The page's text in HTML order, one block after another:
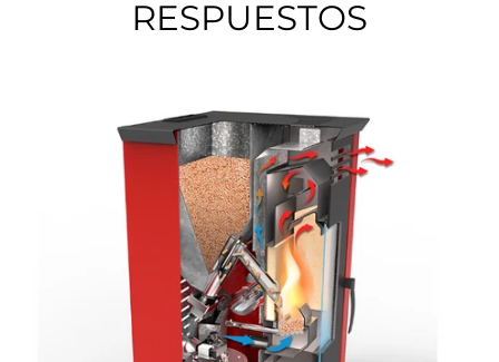
RESPUESTOS